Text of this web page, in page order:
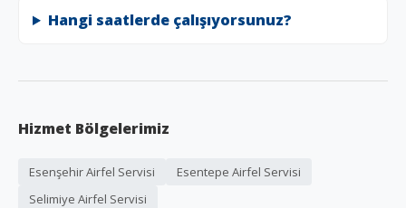
Hangi saatlerde çalışıyorsunuz?
Hizmet Bölgelerimiz
Esenşehir Airfel Servisi
Esentepe Airfel Servisi
Selimiye Airfel Servisi